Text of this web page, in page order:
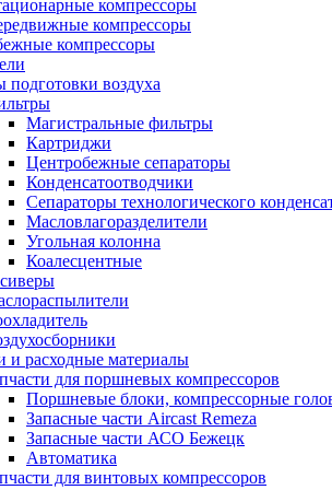
компрессоры
компрессоры
компрессоры
подготовки воздуха
Магистральные фильтры
Картриджи
Центробежные сепараторы
Конденсатоотводчики
Сепараторы технологического
Масловлагоразделители
Угольная колонна
Коалесцентные
и расходные материалы
для поршневых компрессоров
Поршневые блоки, компрессорные
Запасные части Aircast Remeza
Запасные части АСО Бежецк
Автоматика
для винтовых компрессоров